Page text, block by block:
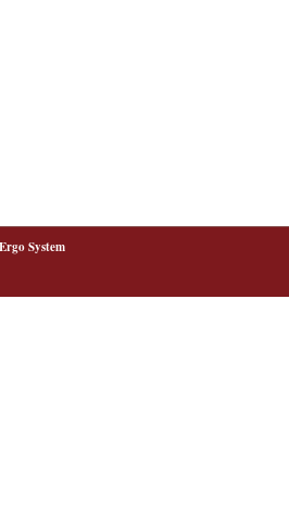
Ergo System